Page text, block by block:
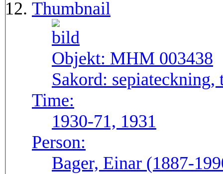
Thumbnail
Objekt: MHM 003438
Sakord: sepiateckning,
Time:
1930-71, 1931
Person:
Bager, Einar (1887-